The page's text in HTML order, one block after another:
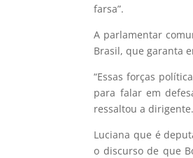
farsa”.
A parlamentar
Brasil, que garanta
“Essas forças
para falar em
ressaltou a dirigente.
Luciana que é
o discurso de que